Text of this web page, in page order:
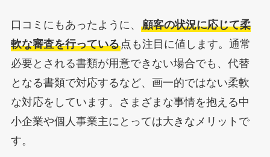
口コミにもあったように、 顧客の状況に応じて柔
軟な審査を行っている点も注目に値します。通常
必要とされる書類が用意できない場合でも、代替
となる書類で対応するなど、画一的ではない柔軟
な対応をしています。さまざまな事情を抱える中
小企業や個人事業主にとっては大きなメリットで
す。